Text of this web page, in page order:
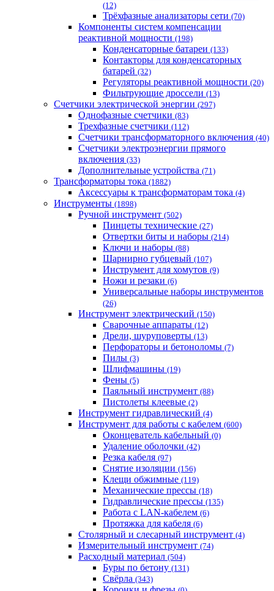
(12)
Трёхфазные анализаторы сети (70)
Компоненты систем компенсации
реактивной мощности (198)
Конденсаторные батареи (133)
Контакторы для конденсаторных
батарей (32)
Регуляторы реактивной мощности (20)
Фильтрующие дроссели (13)
Счетчики электрической энергии (297)
Однофазные счетчики (83)
Трехфазные счетчики (112)
Счетчики трансформаторного включения (40)
Счетчики электроэнергии прямого
включения (33)
Дополнительные устройства (71)
Трансформаторы тока (1882)
Аксессуары к трансформаторам тока (4)
Инструменты (1898)
Ручной инструмент (502)
Пинцеты технические (27)
Отвертки биты и наборы (214)
Ключи и наборы (88)
Шарнирно губцевый (107)
Инструмент для хомутов (9)
Ножи и резаки (6)
Универсальные наборы инструментов
(26)
Инструмент электрический (150)
Сварочные аппараты (12)
Дрели, шуруповерты (13)
Перфораторы и бетоноломы (7)
Пилы (3)
Шлифмашины (19)
Фены (5)
Паяльный инструмент (88)
Пистолеты клеевые (2)
Инструмент гидравлический (4)
Инструмент для работы с кабелем (600)
Оконцеватель кабельный (0)
Удаление оболочки (42)
Резка кабеля (97)
Снятие изоляции (156)
Клещи обжимные (119)
Механические прессы (18)
Гидравлические прессы (135)
Работа с LAN-кабелем (6)
Протяжка для кабеля (6)
Столярный и слесарный инструмент (4)
Измерительный инструмент (74)
Расходный материал (504)
Буры по бетону (131)
Свёрла (343)